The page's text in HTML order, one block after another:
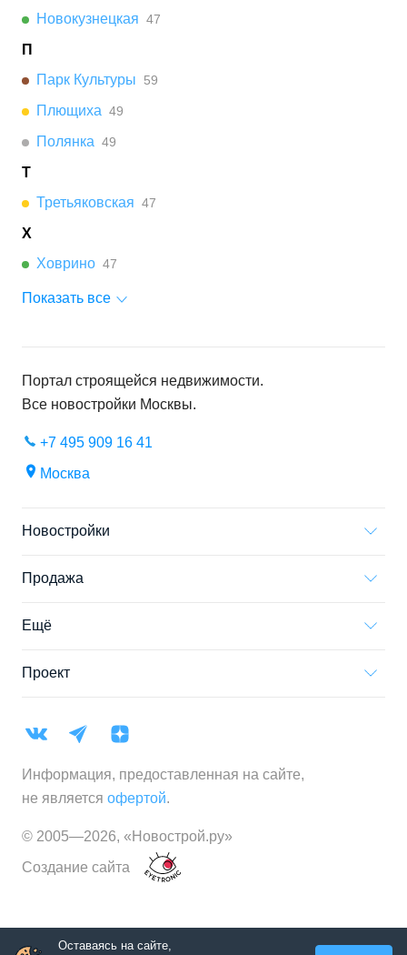
Новокузнецкая 47
П
Парк Культуры
59
Плющиха 49
Полянка 49
Т
Третьяковская 47
Х
Ховрино 47
Показать все
Портал строящейся недвижимости.
Все новостройки Москвы.
+7 495 909 16 41
Москва
Новостройки
Продажа
Ещё
Проект
Информация, предоставленная на сайте,
не является офертой.
© 2005—2026, «Новострой.ру»
Создание сайта
Оставаясь на сайте,